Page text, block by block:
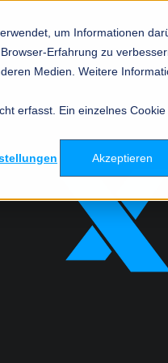
um Informationen
Erfahrung zu
Medien. Weitere
erfasst. Ein einzelnes
Akzeptieren
Network/
Network
Security
IT-
Packard
und Storage-
Monitoring
PRTG
Cloud
365
Workplace
Packard (HP)
Geräte
Unternehmen